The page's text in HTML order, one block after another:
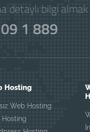
detaylı bilgi
1 889
Hosting
Web Hosting
Hosting